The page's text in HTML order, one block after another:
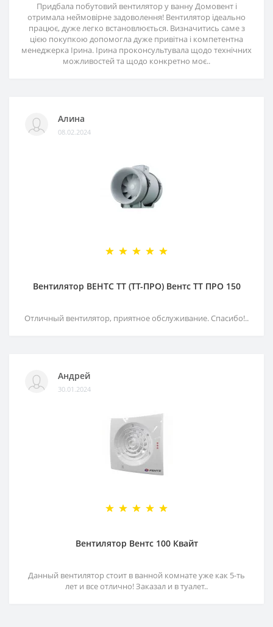
Придбала побутовий вентилятор у ванну Домовент і
отримала неймовірне задоволення! Вентилятор ідеально
працює, дуже легко встановлюється. Визначитись саме з
цією покупкою допомогла дуже привітна і компетентна
менеджерка Ірина. Ірина проконсультувала щодо технічних
можливостей та щодо конкретно моє..
Алина
08.02.2024
Вентилятор ВЕНТС ТТ (ТТ-ПРО) Вентс ТТ ПРО 150
Отличный вентилятор, приятное обслуживание. Спасибо!..
Андрей
30.01.2024
Вентилятор Вентс 100 Квайт
Данный вентилятор стоит в ванной комнате уже как 5-ть
лет и все отлично! Заказал и в туалет..